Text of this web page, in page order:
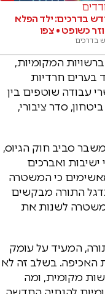
בדרכים: ילד הפלא
כשופט • צפו
בדרכים
המקומיות,
בערים חרדיות
עבודה שוטפים בין
סדר ציבורי,
סביב חוק הגיוס,
ואברכים
כי המשטרה
התורה מבקשים
המשטרה לשנות את
המעיד על עומק
האכיפה. בשלב זה לא
מקומית, ומה